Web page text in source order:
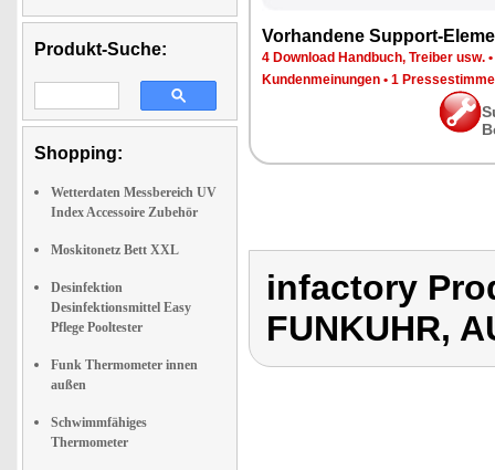
Produkt-Suche:
Shopping:
Wetterdaten Messbereich UV
Index Accessoire Zubehör
Moskitonetz Bett XXL
Desinfektion
Desinfektionsmittel Easy
Pflege Pooltester
Funk Thermometer innen
außen
Schwimmfähiges
Thermometer
Vorhandene Support-
4 Download Handbuch, Treiber usw. •
Kundenmeinungen • 1
infactory
FUNKUHR,